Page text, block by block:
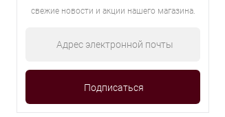
свежие новости и акции нашего магазина.